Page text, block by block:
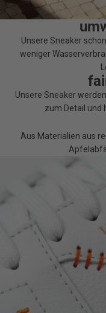
Unsere Sneaker
weniger
Unsere Sneaker
zum Detail und
Aus Materialien aus